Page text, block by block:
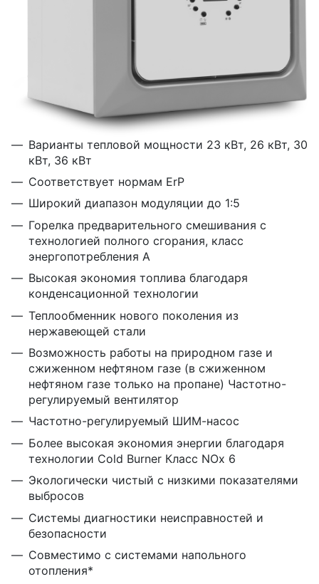
Варианты тепловой мощности 23 кВт, 26 кВт, 30
кВт, 36 кВт
Соответствует нормам ErP
Широкий диапазон модуляции до 1:5
Горелка предварительного смешивания с
технологией полного сгорания, класс
энергопотребления А
Высокая экономия топлива благодаря
конденсационной технологии
Теплообменник нового поколения из
нержавеющей стали
Возможность работы на природном газе и
сжиженном нефтяном газе (в сжиженном
нефтяном газе только на пропане) Частотно-
регулируемый вентилятор
Частотно-регулируемый ШИМ-насос
Более высокая экономия энергии благодаря
технологии Cold Burner Класс NOx 6
Экологически чистый с низкими показателями
выбросов
Системы диагностики неисправностей и
безопасности
Совместимо с системами напольного
отопления*